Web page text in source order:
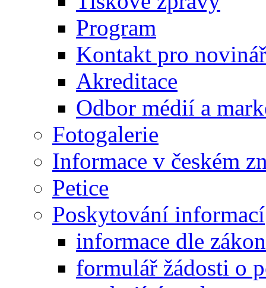
Program
Kontakt pro
Akreditace
Odbor médií a
Fotogalerie
Informace v českém
Petice
Poskytování informací
informace dle
formulář žádosti o